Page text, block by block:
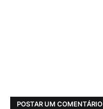
POSTAR UM COMENTÁRIO